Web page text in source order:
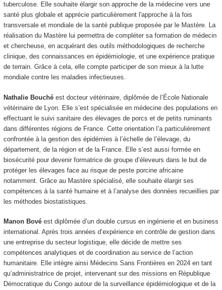
tuberculose. Elle souhaite élargir son approche de la médecine vers une
santé plus globale et apprécie particulièrement l'approche à la fois
transversale et mondiale de la santé publique proposée par le Mastère. La
réalisation du Mastère lui permettra de compléter sa formation de médecin
et chercheuse, en acquérant des outils méthodologiques de recherche
clinique, des connaissances en épidémiologie, et une expérience pratique
de terrain. Grâce à cela, elle compte participer de son mieux à la lutte
mondiale contre les maladies infectieuses.
Nathalie Bouchéest docteur vétérinaire, diplômée de l’École Nationale
vétérinaire de Lyon. Elle s’est spécialisée en médecine des populations en
effectuant le suivi sanitaire des élevages de porcs et de petits ruminants
dans différentes régions de France. Cette orientation l’a particulièrement
confrontée à la gestion des épidémies à l’échelle de l’élevage, du
département, de la région et de la France. Elle s’est aussi formée en
biosécurité pour devenir formatrice de groupe d’éleveurs dans le but de
protéger les élevages face au risque de peste porcine africaine
notamment. Grâce au Mastère spécialisé, elle souhaite élargir ses
compétences à la santé humaine et à l’analyse des données recueillies par
les méthodes biostatistiques.
Manon Bové est diplômée d’un double cursus en ingénierie et en business
international. Après trois années d’expérience en contrôle de gestion dans
une entreprise du secteur logistique, elle décide de mettre ses
compétences analytiques et de coordination au service de l’action
humanitaire. Elle intègre ainsi Médecins Sans Frontières en 2024 en tant
qu’administratrice de projet, intervenant sur des missions en République
Démocratique du Congo autour de la surveillance épidémiologique et de la